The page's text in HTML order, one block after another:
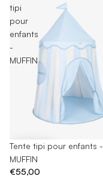
tipi
pour
enfants
-
MUFFIN
Tente tipi pour enfants -
MUFFIN
€55,00